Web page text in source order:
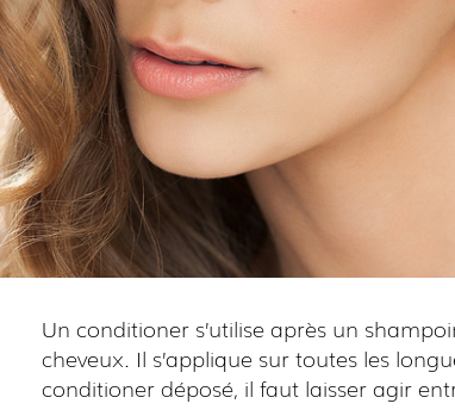
Un conditioner s’utilise après un
cheveux. Il s’applique sur toutes les
conditioner déposé, il faut laisser agir